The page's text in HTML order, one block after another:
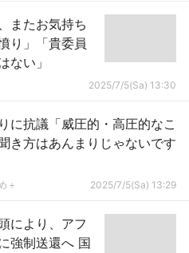
またお気持ち
り」「貴委員
ない」
2025/7/5(Sa) 13:30
に抗議「威圧的・高圧的なこ
き方はあんまりじゃないです
＋ 2025/7/5(Sa) 13:29
により、アフ
強制送還へ 国